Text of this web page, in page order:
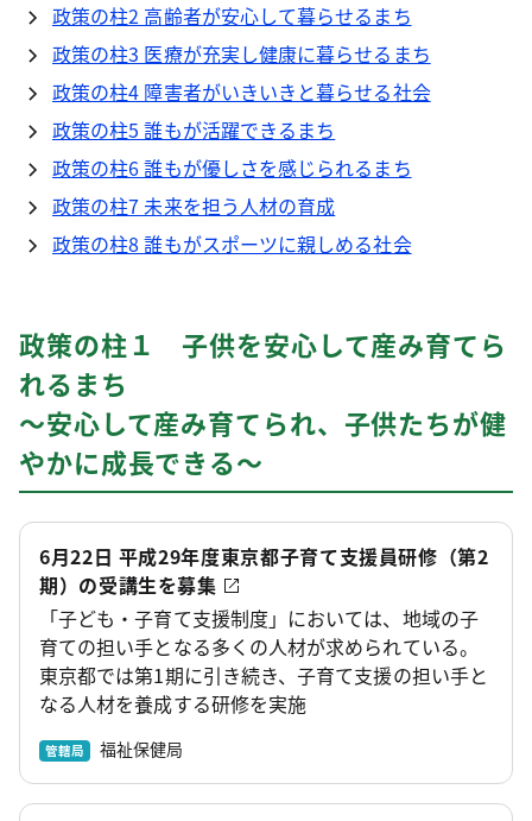
政策の柱2 高齢者が安心して暮らせるまち
政策の柱3 医療が充実し健康に暮らせるまち
政策の柱4 障害者がいきいきと暮らせる社会
政策の柱5 誰もが活躍できるまち
政策の柱6 誰もが優しさを感じられるまち
政策の柱7 未来を担う人材の育成
政策の柱8 誰もがスポーツに親しめる社会
政策の柱１ 子供を安心して産み育てら
れるまち
～安心して産み育てられ、子供たちが健
やかに成長できる～
6月22日 平成29年度東京都子育て支援員研修（第2
期）の受講生を募集
「子ども・子育て支援制度」においては、地域の子
育ての担い手となる多くの人材が求められている。
東京都では第1期に引き続き、子育て支援の担い手と
なる人材を養成する研修を実施
管轄局 福祉保健局